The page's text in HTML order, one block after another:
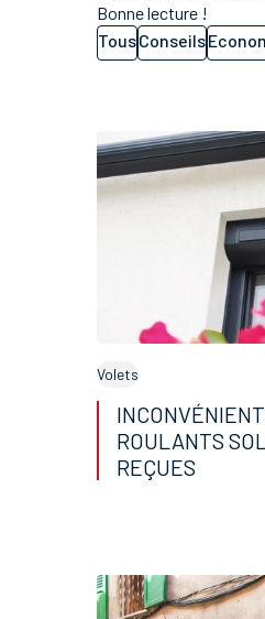
Bonne lecture !
TousConseils
Volets
ROULANTS
REÇUES